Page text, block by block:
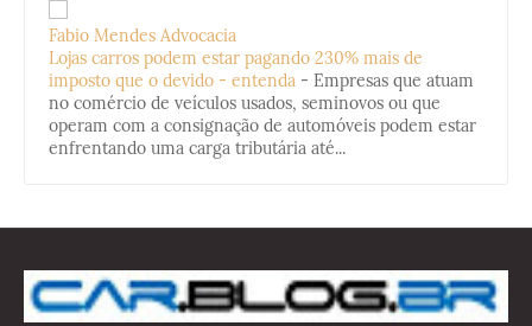
Fabio Mendes Advocacia
Lojas carros podem estar pagando 230% mais de
imposto que o devido - entenda - Empresas que atuam
no comércio de veículos usados, seminovos ou que
operam com a consignação de automóveis podem estar
enfrentando uma carga tributária até...